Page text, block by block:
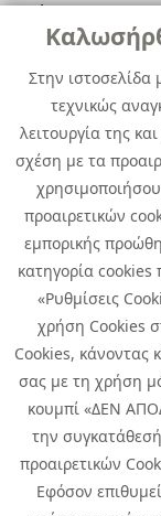
Στην ιστοσελίδα
τεχνικώς
λειτουργία της
σχέση με τα
προαιρετικών
εμπορικής
κατηγορία cookies
«Ρυθμίσεις
χρήση Cookies
Cookies, κάνοντας
σας με τη χρήση
κουμπί «ΔΕΝ
την
προαιρετικών
Εφόσον
Χρήσιμα
Χρήσιμα
Επικοινωνία
Media Kit
Καριέρα
Όμιλος Quest
Site Map